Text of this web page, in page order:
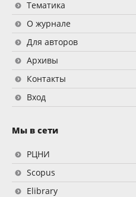
Тематика
О журнале
Для авторов
Архивы
Контакты
Вход
Мы в сети
РЦНИ
Scopus
Elibrary